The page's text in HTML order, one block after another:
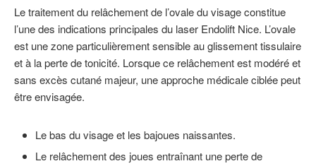
Le traitement du relâchement de l’ovale du visage constitue
l’une des indications principales du laser Endolift Nice. L’ovale
est une zone particulièrement sensible au glissement tissulaire
et à la perte de tonicité. Lorsque ce relâchement est modéré et
sans excès cutané majeur, une approche médicale ciblée peut
être envisagée.
Le bas du visage et les bajoues naissantes.
Le relâchement des joues entraînant une perte de